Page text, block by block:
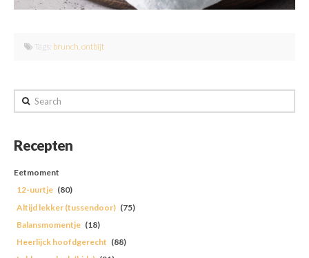
Tags: brunch ,ontbijt
Search
Recepten
Eetmoment
12-uurtje (80)
Altijd lekker (tussendoor) (75)
Balansmomentje (18)
Heerlijck hoofdgerecht (88)